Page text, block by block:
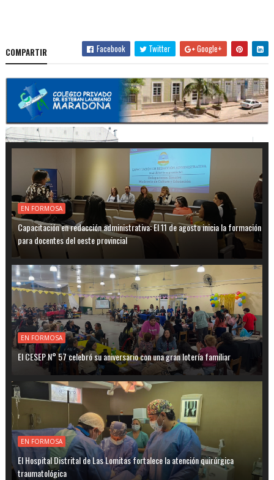
COMPARTIR Facebook Twitter Google+
EN FORMOSA
Capacitación en redacción administrativa: El 11 de agosto inicia la formación
para docentes del oeste provincial
EN FORMOSA
El CESEP N° 57 celebró su aniversario con una gran lotería familiar
EN FORMOSA
El Hospital Distrital de Las Lomitas fortalece la atención quirúrgica
traumatológica